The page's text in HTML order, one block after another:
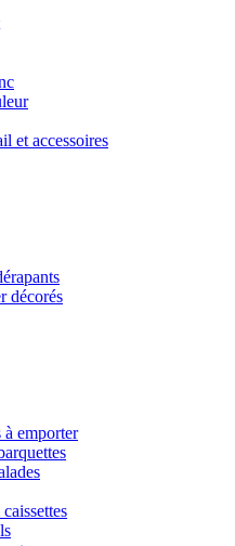
et accessoires
décorés
à emporter